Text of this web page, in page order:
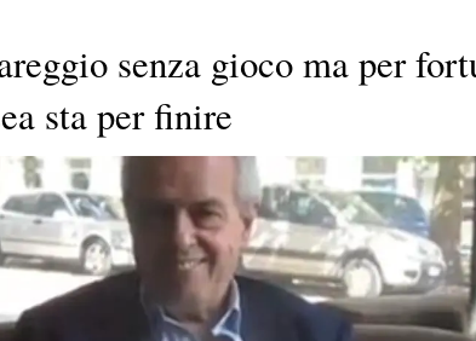
senza gioco ma per
sta per finire